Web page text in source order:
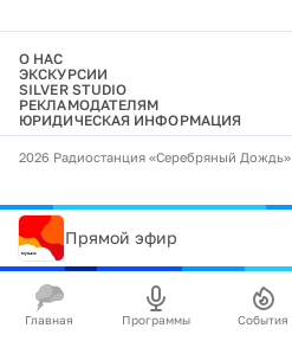
О НАС
ЭКСКУРСИИ
SILVER STUDIO
РЕКЛАМОДАТЕЛЯМ
ЮРИДИЧЕСКАЯ ИНФОРМАЦИЯ
2026 Радиостанция «Серебряный Дождь»
Прямой эфир
Главная Программы События